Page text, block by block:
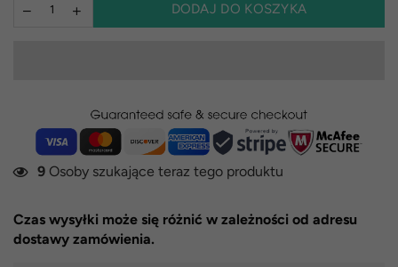
DODAJ DO KOSZYKA
9 Osoby szukające teraz tego produktu
Czas wysyłki może się różnić w zależności od adresu
dostawy zamówienia.